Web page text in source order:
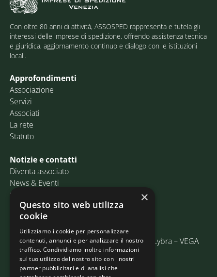
Con oltre 80 anni di attività, ASSOSPED rappresenta e tutela gli
interessi delle imprese di spedizione, offrendo assistenza tecnica
e giuridica, aggiornamento continuo e dialogo con le istituzioni
locali.
Approfondimenti
Associazione
Servizi
Associati
La rete
Statuto
Notizie e contatti
Diventa associato
News & Eventi
Contatti
Email:info@assosped.it
PEC: assospedvenezia@pec.fedespedi.it
Indirizzo: Via delle Industrie, 19/C Edificio Lybra – VEGA
30175 Marghera (VE)
×
Questo sito web utilizza
cookie
Utilizziamo i cookie per personalizzare
contenuti, annunci e per analizzare il nostro
traffico. Condividiamo inoltre informazioni
sul tuo utilizzo del nostro sito con i nostri
partner pubblicitari e di analisi che